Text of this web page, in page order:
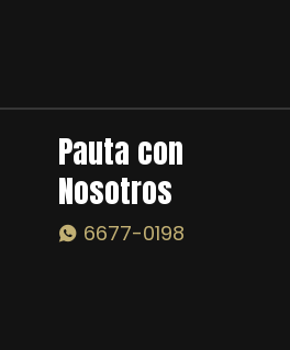
Pauta con
Nosotros
6677-0198